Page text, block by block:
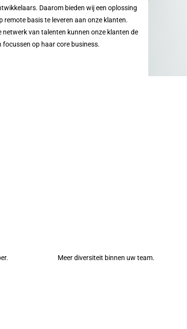
Daarom bieden wij een oplossing
basis te leveren aan onze klanten.
van talenten kunnen onze klanten de
focussen op haar core business.
Meer diversiteit binnen uw team.